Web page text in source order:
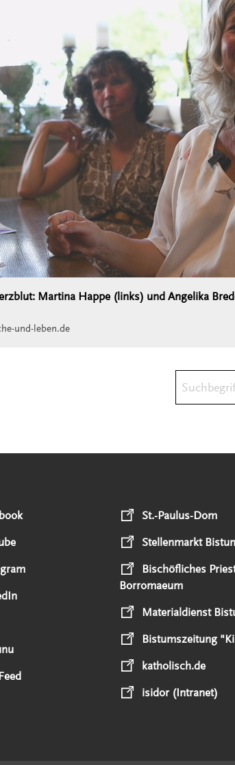
Martina Happe (links) und Angelika
und-leben.de
St.-Paulus-Dom
Stellenmarkt
Bischöfliches
Borromaeum
Materialdienst
Bistumszeitung
katholisch.de
isidor (Intranet)